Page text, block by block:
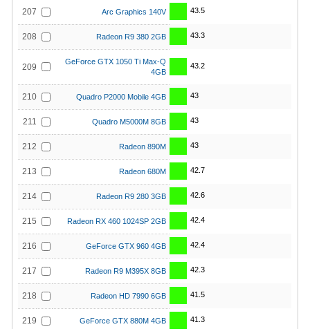
207 Arc Graphics 140V 43.5
208 Radeon R9 380 2GB 43.3
209
GeForce GTX 1050 Ti Max-Q
4GB
43.2
210 Quadro P2000 Mobile 4GB 43
211 Quadro M5000M 8GB 43
212 Radeon 890M 43
213 Radeon 680M 42.7
214 Radeon R9 280 3GB 42.6
215 Radeon RX 460 1024SP 2GB 42.4
216 GeForce GTX 960 4GB 42.4
217 Radeon R9 M395X 8GB 42.3
218 Radeon HD 7990 6GB 41.5
219 GeForce GTX 880M 4GB 41.3